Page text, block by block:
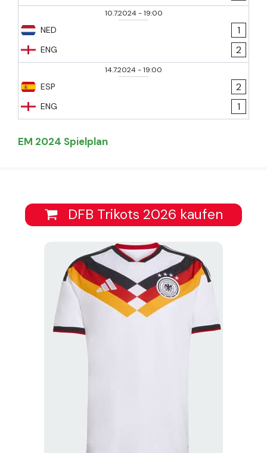
10.7.2024-19:00
NED
ENG
1
2
14.7.2024-19:00
ESP
ENG
2
1
EM 2024 Spielplan
DFB Trikots 2026 kaufen